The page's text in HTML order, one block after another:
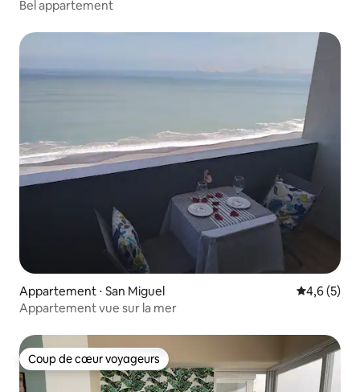
Bel appartement
Appartement ⋅ San Miguel Évaluation
4,6 (5)
Appartement vue sur la mer
Coup de cœur voyageurs
Coup de cœur voyageurs